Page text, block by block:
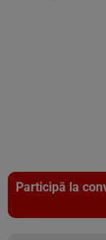
Participă la